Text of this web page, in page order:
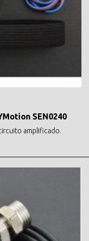
SEN0240
amplificado.